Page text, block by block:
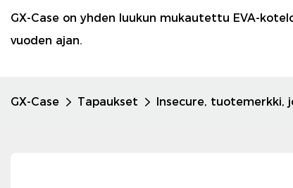
GX-Case on yhden luukun mukautettu EVA-
vuoden ajan.
GX-Case Tapaukset Insecure, tuotemerkki,